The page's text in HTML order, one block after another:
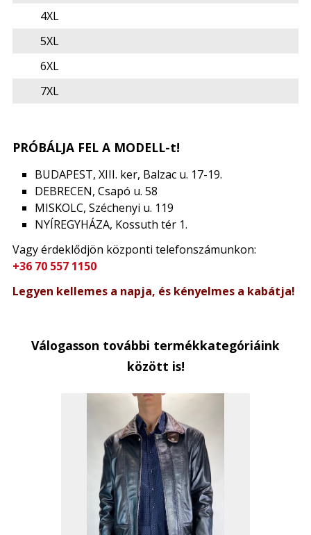
4XL
5XL
6XL
7XL
PRÓBÁLJA FEL A MODELL-t!
BUDAPEST, XIII. ker, Balzac u. 17-19.
DEBRECEN, Csapó u. 58
MISKOLC, Széchenyi u. 119
NYÍREGYHÁZA, Kossuth tér 1.
Vagy érdeklődjön központi telefonszámunkon:
+36 70 557 1150
Legyen kellemes a napja, és kényelmes a kabátja!
Válogasson további termékkategóriáink
között is!